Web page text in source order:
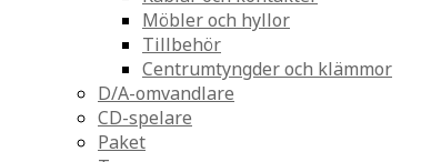
Möbler och hyllor
Tillbehör
Centrumtyngder och klämmor
D/A-omvandlare
CD-spelare
Paket